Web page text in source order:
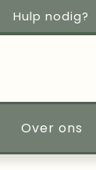
Hulp nodig?
Over ons